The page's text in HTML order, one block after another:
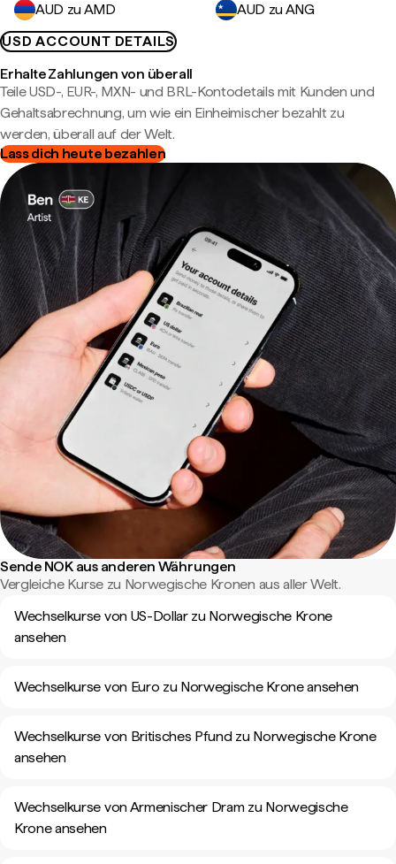
AUD zu AMD
AUD zu ANG
USD ACCOUNT DETAILS
Erhalte Zahlungen von überall
Teile USD-, EUR-, MXN- und BRL-Kontodetails mit Kunden und
Gehaltsabrechnung, um wie ein Einheimischer bezahlt zu
werden, überall auf der Welt.
Lass dich heute bezahlen
Sende NOK aus anderen Währungen
Vergleiche Kurse zu Norwegische Kronen aus aller Welt.
Wechselkurse von US-Dollar zu Norwegische Krone
ansehen
Wechselkurse von Euro zu Norwegische Krone ansehen
Wechselkurse von Britisches Pfund zu Norwegische Krone
ansehen
Wechselkurse von Armenischer Dram zu Norwegische
Krone ansehen